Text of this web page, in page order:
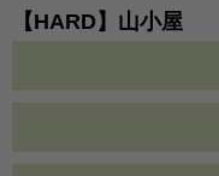
【HARD】山小屋